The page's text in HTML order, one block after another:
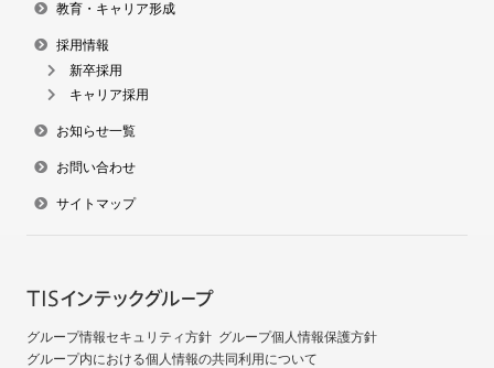
教育・キャリア形成
採用情報
新卒採用
キャリア採用
お知らせ一覧
お問い合わせ
サイトマップ
グループ情報セキュリティ方針 グループ個人情報保護方針
グループ内における個人情報の共同利用について